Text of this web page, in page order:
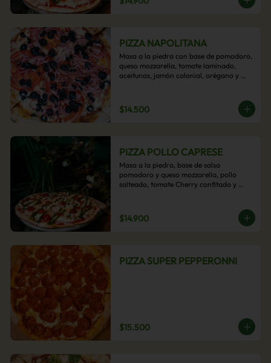
PIZZA NAPOLITANA
Masa a la piedra con base de pomodoro,
queso mozzarella, tomate laminado,
aceitunas, jamón colonial, orégano y
$14.500
PIZZA POLLO CAPRESE
Masa a la piedra, base de salsa
pomodoro y queso mozzarella, pollo
salteado, tomate Cherry confitado y
$14.900
PIZZA SUPER PEPPERONNI
$15.500